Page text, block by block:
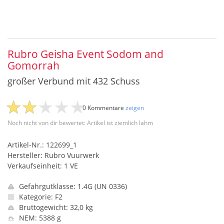
Rubro Geisha Event Sodom and
Gomorrah
großer Verbund mit 432 Schuss
Noch nicht von dir bewertet: Artikel ist ziemlich lahm
0 Kommentare zeigen
Artikel-Nr.: 122699_1
Hersteller: Rubro Vuurwerk
Verkaufseinheit: 1 VE
Gefahrgutklasse: 1.4G (UN 0336)
Kategorie: F2
Bruttogewicht: 32,0 kg
NEM: 5388 g